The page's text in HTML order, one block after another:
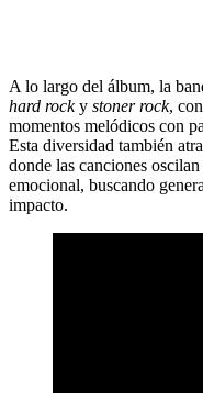
A lo largo del álbum, la
hard rocky stoner rock,
momentos melódicos con
Esta diversidad también
donde las canciones
emocional, buscando
impacto.